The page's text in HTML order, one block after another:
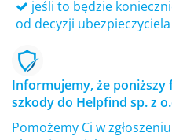
jeśli to będzie
od decyzji ubezpieczyciela
Informujemy, że poniższy
szkody do Helpfind sp. z
Pomożemy Ci w